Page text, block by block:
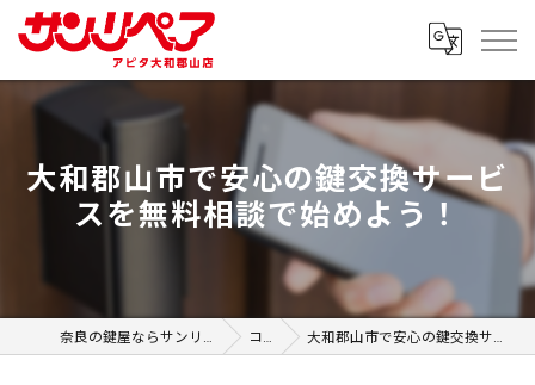
大和郡山市で安心の鍵交換サービ
スを無料相談で始めよう！
奈良の鍵屋ならサンリペア アピタ大和郡山店 コラム 大和郡山市で安心の鍵交換サービスを無料相談で始めよう！